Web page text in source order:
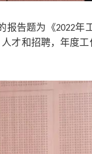
报告题为《2022年
才和招聘，年度